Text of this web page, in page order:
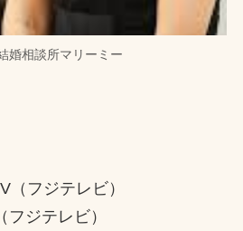
婚相談所マリーミー
（フジテレビ）
フジテレビ）